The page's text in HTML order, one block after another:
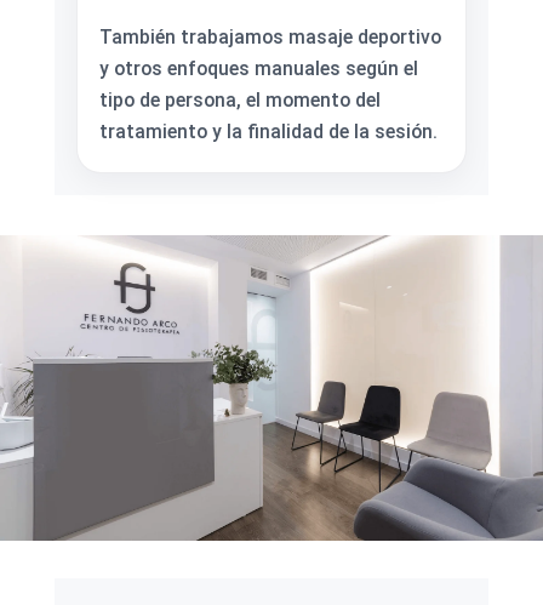
También trabajamos masaje deportivo
y otros enfoques manuales según el
tipo de persona, el momento del
tratamiento y la finalidad de la sesión.